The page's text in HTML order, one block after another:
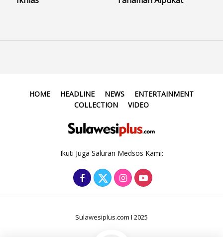
HOME HEADLINE NEWS
ENTERTAINMENT
COLLECTION
VIDEO
Ikuti Juga Saluran Medsos Kami:
Sulawesiplus.com I 2025